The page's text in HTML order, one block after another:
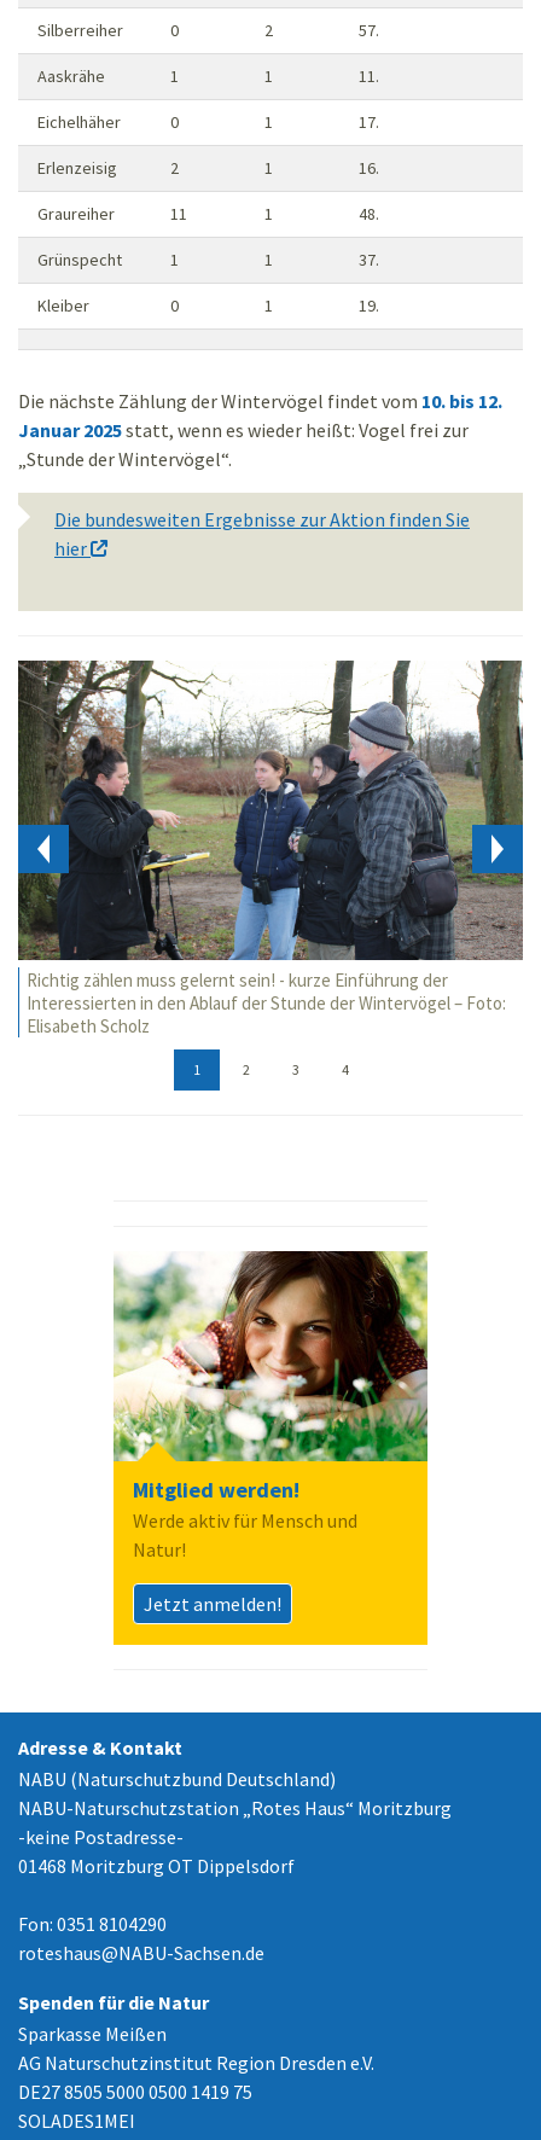
Silberreiher 0 2 57.
Aaskrähe 1 1 11.
Eichelhäher 0 1 17.
Erlenzeisig 2 1 16.
Graureiher 11 1 48.
Grünspecht 1 1 37.
Kleiber 0 1 19.
Die nächste Zählung der Wintervögel findet vom 10. bis 12.
Januar 2025statt, wenn es wieder heißt: Vogel frei zur
„Stunde der Wintervögel“.
Die bundesweiten Ergebnisse zur Aktion finden Sie
hier
Richtig zählen muss gelernt sein! - kurze Einführung der
Interessierten in den Ablauf der Stunde der Wintervögel – Foto:
Elisabeth Scholz
1 2 3 4
Mitglied werden!
Werde aktiv für Mensch und
Natur!
Jetzt anmelden!
Adresse & Kontakt
NABU (Naturschutzbund Deutschland)
NABU-Naturschutzstation „Rotes Haus“ Moritzburg
-keine Postadresse-
01468 Moritzburg OT Dippelsdorf
Fon: 0351 8104290
roteshaus@NABU-Sachsen.de
Spenden für die Natur
Sparkasse Meißen
AG Naturschutzinstitut Region Dresden e.V.
DE27 8505 5000 0500 1419 75
SOLADES1MEI